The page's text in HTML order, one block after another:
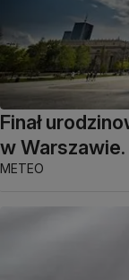
Finał
w
METEO